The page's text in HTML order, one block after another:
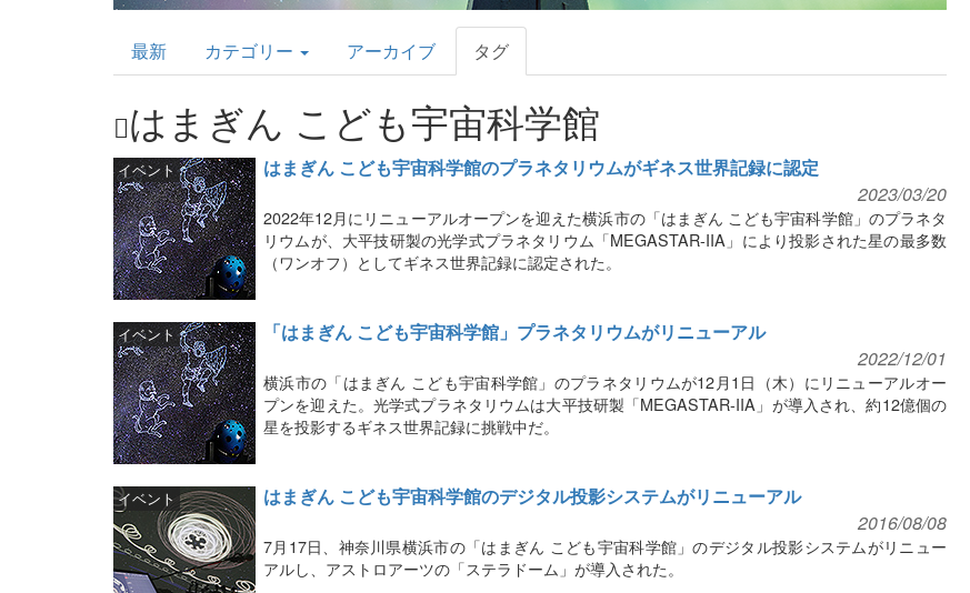
AstroArts
Topics
最新 カテゴリー アーカイブ タグ
はまぎん こども宇宙科学館
はまぎん こども宇宙科学館のプラネタリウムがギネス世界記録に認定
イベント
2023/03/20
2022年12月にリニューアルオープンを迎えた横浜市の「はまぎん こども宇宙科学館」のプラネタ
リウムが、大平技研製の光学式プラネタリウム「MEGASTAR-IIA」により投影された星の最多数
（ワンオフ）としてギネス世界記録に認定された。
「はまぎん こども宇宙科学館」プラネタリウムがリニューアル
イベント
2022/12/01
横浜市の「はまぎん こども宇宙科学館」のプラネタリウムが12月1日（木）にリニューアルオー
プンを迎えた。光学式プラネタリウムは大平技研製「MEGASTAR-IIA」が導入され、約12億個の
星を投影するギネス世界記録に挑戦中だ。
はまぎん こども宇宙科学館のデジタル投影システムがリニューアル
イベント
2016/08/08
7月17日、神奈川県横浜市の「はまぎん こども宇宙科学館」のデジタル投影システムがリニュー
アルし、アストロアーツの「ステラドーム」が導入された。